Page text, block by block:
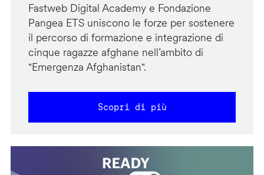
Fastweb Digital Academy e Fondazione
Pangea ETS uniscono le forze per sostenere
il percorso di formazione e integrazione di
cinque ragazze afghane nell’ambito di
"Emergenza Afghanistan".
Scopri di più